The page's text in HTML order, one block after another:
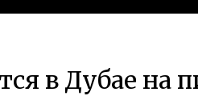
в Дубае на